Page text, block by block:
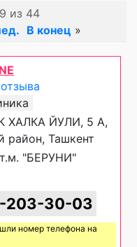
из 44
В конец »
ХАЛКА ЙУЛИ, 5 А,
район, Ташкент
"БЕРУНИ"
203-30-03
номер телефона на